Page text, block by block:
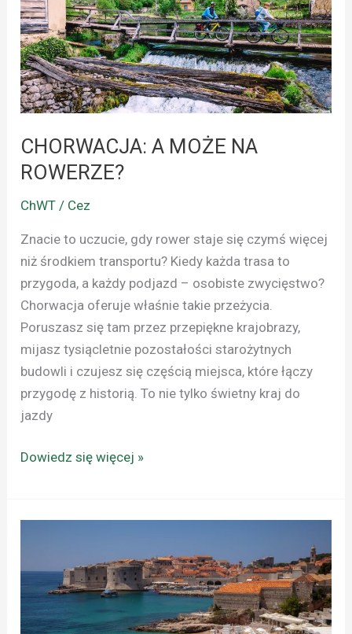
CHORWACJA: A MOŻE NA
ROWERZE?
ChWT / Cez
Znacie to uczucie, gdy rower staje się czymś więcej
niż środkiem transportu? Kiedy każda trasa to
przygoda, a każdy podjazd – osobiste zwycięstwo?
Chorwacja oferuje właśnie takie przeżycia.
Poruszasz się tam przez przepiękne krajobrazy,
mijasz tysiącletnie pozostałości starożytnych
budowli i czujesz się częścią miejsca, które łączy
przygodę z historią. To nie tylko świetny kraj do
jazdy
NA
ROWERZE?
Dowiedz się więcej »
LOTY
Z
POLSKI